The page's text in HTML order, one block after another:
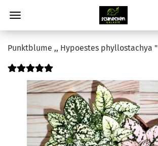
Punktblume ,, Hypoestes phyllostachya "